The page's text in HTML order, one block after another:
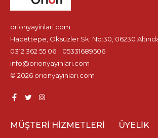
orionyayinlari.com
Hacettepe, Öksüzler Sk. No:30, 06230
0312 362 55 06
05331689506
info@orionyayinlari.com
© 2026 orionyayinlari.com
MÜŞTERI HIZMETLERI ÜYELIK